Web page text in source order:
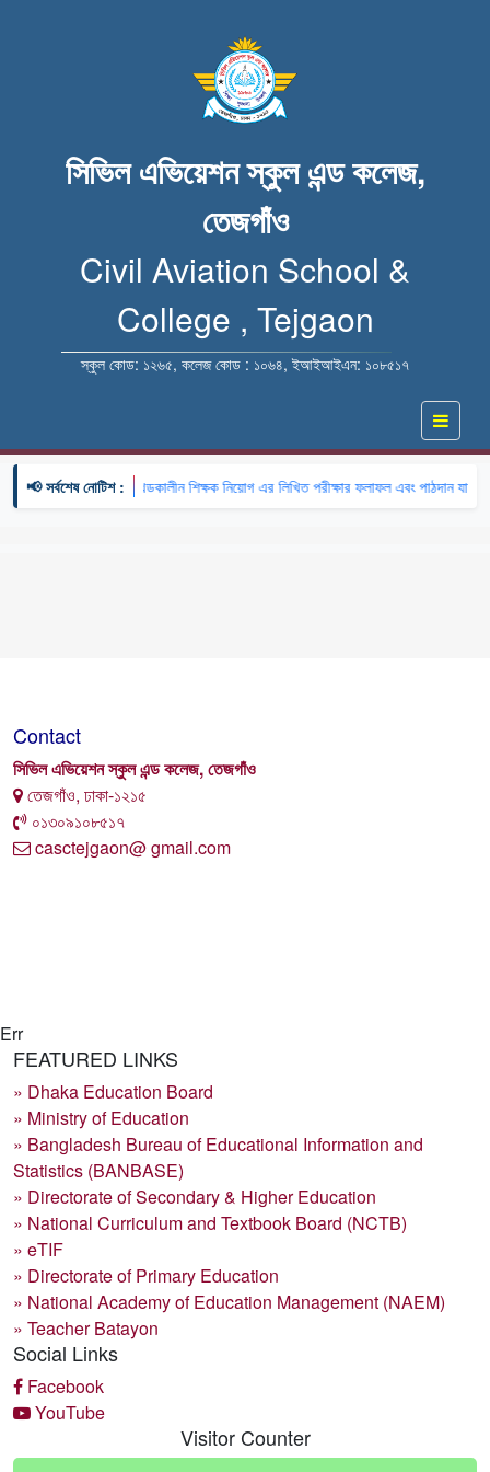
সিভিল এভিয়েশন স্কুল এন্ড কলেজ,
তেজগাঁও
Civil Aviation School &
College , Tejgaon
স্কুল কোড: ১২৬৫, কলেজ কোড : ১০৬৪, ইআইআইএন: ১০৮৫১৭
📢 সর্বশেষ নোটিশ :🔹 খন্ডকালীন শিক্ষক নিয়োগ এর লিখিত পরীক্ষার ফলাফল এবং পাঠদান
Contact
সিভিল এভিয়েশন স্কুল এন্ড কলেজ, তেজগাঁও
তেজগাঁও, ঢাকা-১২১৫
০১৩০৯১০৮৫১৭
casctejgaon@ gmail.com
Err
FEATURED LINKS
» Dhaka Education Board
» Ministry of Education
» Bangladesh Bureau of Educational Information and
Statistics (BANBASE)
» Directorate of Secondary & Higher Education
» National Curriculum and Textbook Board (NCTB)
» eTIF
» Directorate of Primary Education
» National Academy of Education Management (NAEM)
» Teacher Batayon
Social Links
Facebook
YouTube
Visitor Counter